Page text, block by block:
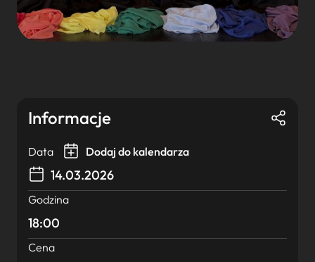
Informacje
Data Dodaj do kalendarza
14.03.2026
Godzina
18:00
Cena